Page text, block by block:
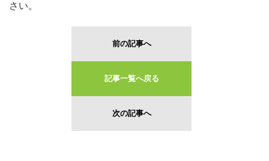
さい。
前の記事へ
記事一覧へ戻る
次の記事へ